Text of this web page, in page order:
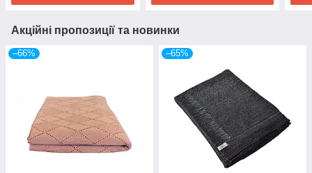
Акційні пропозиції та новинки
–66% –65%